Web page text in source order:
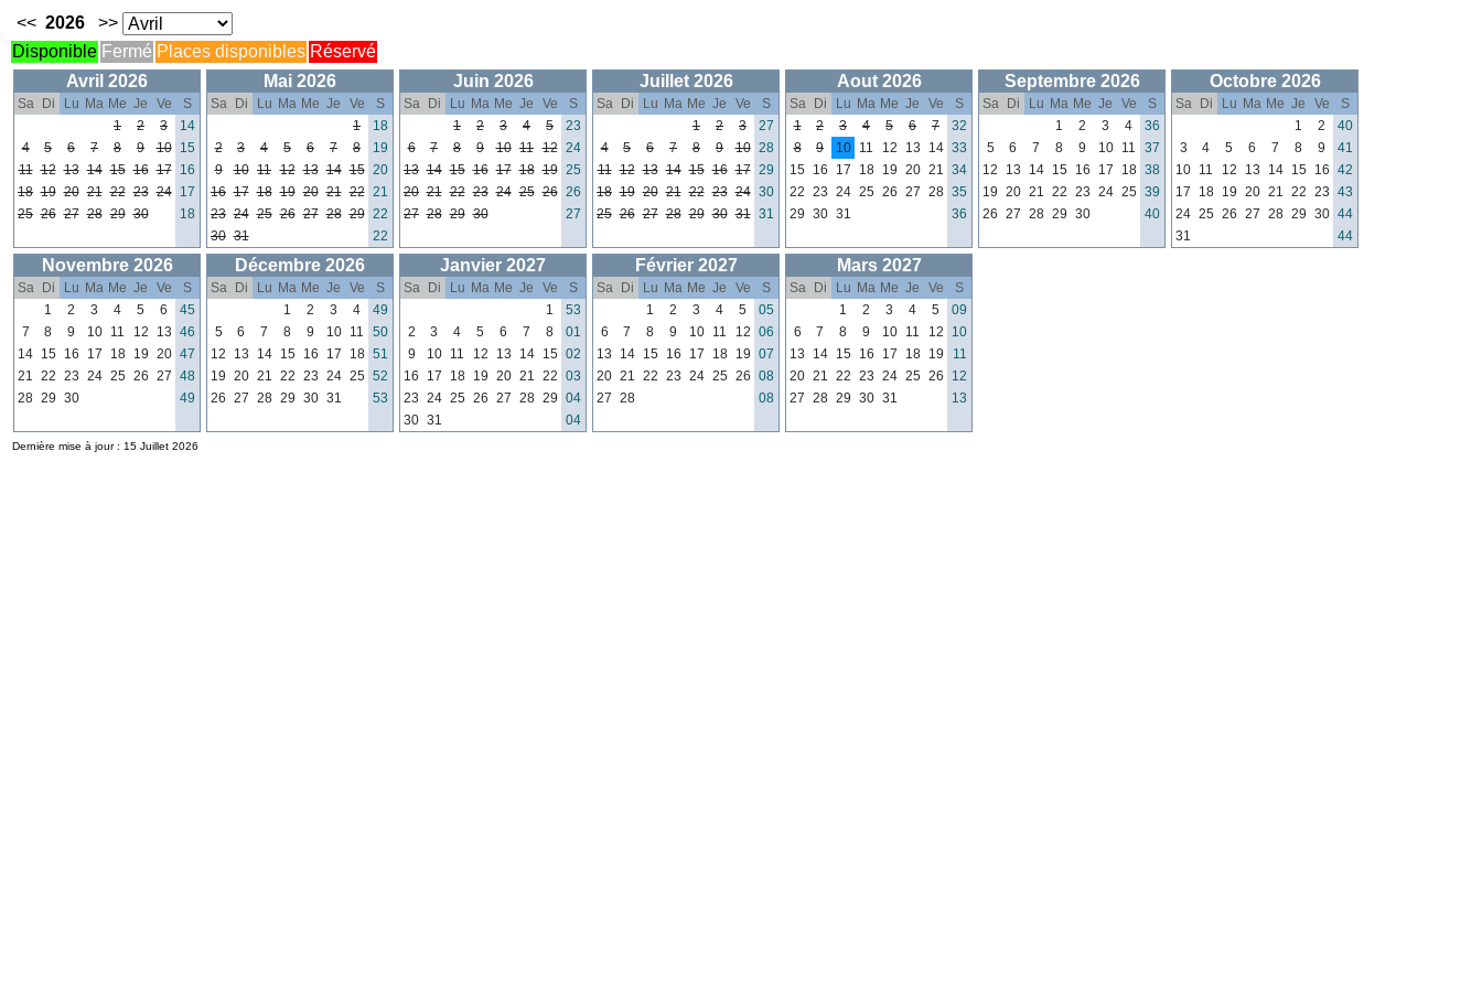
<< 2026
>>
Disponible Fermé Places disponibles Réservé
Avril 2026
Sa Di Lu Ma Me Je Ve
S
1
2 3
14
4
5 6 7 8 9 10
15
11 12 13 14 15 16 17
16
18 19 20 21 22 23 24
17
25 26 27 28 29 30 18
Mai 2026
Sa Di Lu Ma Me Je Ve
S
1
18
2
3 4 5 6 7 8
19
9
10 11 12 13 14 15 20
16 17 18 19 20 21 22 21
23 24 25 26 27 28 29 22
30 31 22
Juin 2026
Sa Di Lu Ma Me Je Ve
S
1
2 3 4 5
23
6
7 8 9 10 11 12 24
13 14 15 16 17 18 19 25
20 21 22 23 24 25 26 26
27 28 29 30 27
Juillet 2026
Sa Di Lu Ma Me Je Ve
S
1
2 3
27
4
5 6 7 8 9 10 28
11 12 13 14 15 16 17 29
18 19 20 21 22 23 24 30
25 26 27 28 29 30 31 31
Aout 2026
Sa Di Lu Ma Me Je Ve
S
1
2 3 4 5 6 7
32
8
9 10 11 12 13 14 33
15
16 17 18 19 20 21 34
22 23 24 25 26 27 28 35
29 30 31 36
Septembre 2026
Sa Di Lu Ma Me Je Ve
S
1
2 3 4
36
5
6 7 8 9 10 11
37
12
13 14 15 16 17 18 38
19 20 21 22 23 24 25 39
26 27 28 29 30 40
Octobre 2026
Sa Di Lu Ma Me Je Ve
S
1
2
40
3
4 5 6 7 8 9
41
10 11 12 13 14 15 16 42
17
18 19 20 21 22 23 43
24 25 26 27 28 29 30 44
31
44
Novembre 2026
Sa Di Lu Ma Me Je Ve
S
1
2 3 4 5 6
45
7
8 9 10 11 12 13 46
14 15 16 17 18 19 20 47
21 22 23 24 25 26 27 48
28 29 30 49
Décembre 2026
Sa Di Lu Ma Me Je Ve
S
1
2 3 4
49
5
6 7 8 9 10 11
50
12
13 14 15 16 17 18 51
19 20 21 22 23 24 25 52
26 27 28 29 30 31 53
Janvier 2027
Sa Di Lu Ma Me Je Ve
S
1
53
2
3 4 5 6 7 8
01
9
10 11 12 13 14 15 02
16
17 18 19 20 21 22 03
23 24 25 26 27 28 29 04
30 31 04
Février 2027
Sa Di Lu Ma Me Je Ve
S
1
2 3 4 5
05
6
7 8 9 10 11 12 06
13
14 15 16 17 18 19 07
20 21 22 23 24 25 26 08
27 28 08
Mars 2027
Sa Di Lu Ma Me Je Ve
S
1
2 3 4 5
09
6
7 8 9 10 11 12
10
13
14 15 16 17 18 19
11
20 21 22 23 24 25 26
12
27 28 29 30 31 13
Dernière mise à jour : 15 Juillet 2026